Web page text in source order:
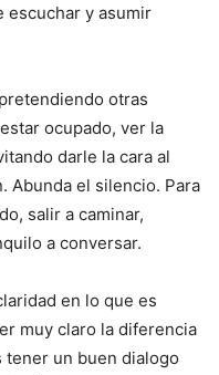
escuchar y asumir
otras
ocupado, ver la
darle la cara al
Abunda el silencio. Para
salir a caminar,
a conversar.
en lo que es
muy claro la diferencia
un buen dialogo